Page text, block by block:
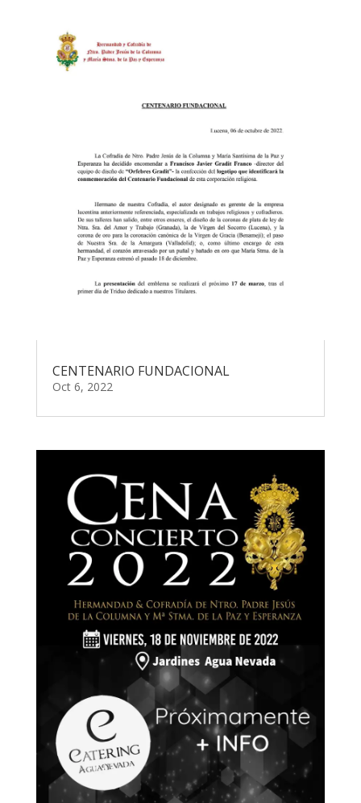
CENTENARIO FUNDACIONAL
Oct 6, 2022